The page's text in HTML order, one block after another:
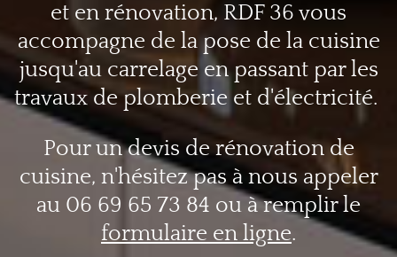
et en rénovation, RDF 36 vous
accompagne de la pose de la cuisine
jusqu'au carrelage en passant par les
travaux de plomberie et d'électricité.
Pour un devis de rénovation de
cuisine, n'hésitez pas à nous appeler
au 06 69 65 73 84 ou à remplir le
formulaire en ligne.